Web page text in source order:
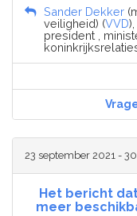
Sander Dekker
veiligheid) (VVD),
president ,
23 september 2021 -
Het bericht
meer